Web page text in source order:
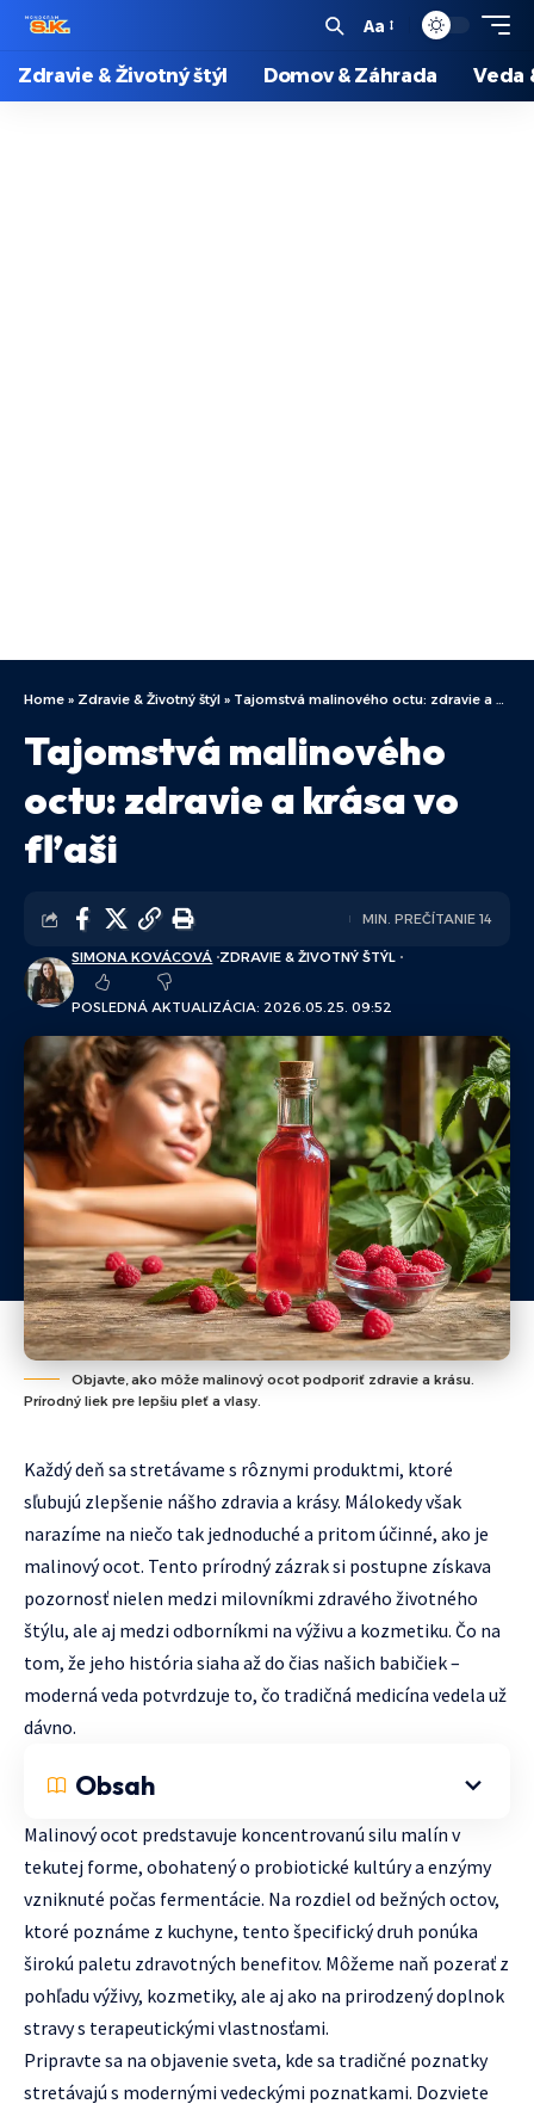
Aa
Zdravie & Životný štýl Domov & Záhrada Veda
Home » Zdravie & Životný štýl » Tajomstvá malinového octu: zdravie a krása vo fľaši
Tajomstvá malinového
octu: zdravie a krása vo
fľaši
POSLEDNÁ AKTUALIZÁCIA: 2026.05.25. 09:52
SIMONA KOVÁCOVÁ ZDRAVIE & ŽIVOTNÝ ŠTÝL
MIN. PREČÍTANIE 14
Objavte, ako môže malinový ocot podporiť zdravie a krásu.
Prírodný liek pre lepšiu pleť a vlasy.
Každý deň sa stretávame s rôznymi produktmi, ktoré
sľubujú zlepšenie nášho zdravia a krásy. Málokedy však
narazíme na niečo tak jednoduché a pritom účinné, ako je
malinový ocot. Tento prírodný zázrak si postupne získava
pozornosť nielen medzi milovníkmi zdravého životného
štýlu, ale aj medzi odborníkmi na výživu a kozmetiku. Čo na
tom, že jeho história siaha až do čias našich babičiek –
moderná veda potvrdzuje to, čo tradičná medicína vedela už
dávno.
Obsah
Malinový ocot predstavuje koncentrovanú silu malín v
tekutej forme, obohatený o probiotické kultúry a enzýmy
vzniknuté počas fermentácie. Na rozdiel od bežných octov,
ktoré poznáme z kuchyne, tento špecifický druh ponúka
širokú paletu zdravotných benefitov. Môžeme naň pozerať z
pohľadu výživy, kozmetiky, ale aj ako na prirodzený doplnok
stravy s terapeutickými vlastnosťami.
Pripravte sa na objavenie sveta, kde sa tradičné poznatky
stretávajú s modernými vedeckými poznatkami. Dozviete